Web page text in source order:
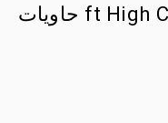
2025 40 ft High Cube Multi-Door حاويات